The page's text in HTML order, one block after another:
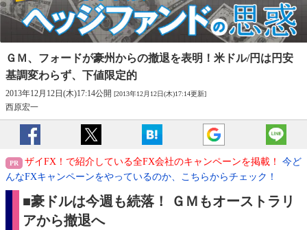
ＧＭ、フォードが豪州からの撤退を表明！ 米ドル/円は円安
基調変わらず、下値限定的
2013年12月12日(木)17:14公開 [2013年12月12日(木)17:14更新]
西原宏一
ザイFX！で紹介している全FX会社のキャンペーンを掲載！
今ど
んなFXキャンペーンをやっているのか、こちらからチェック！
■豪ドルは今週も続落！ ＧＭもオーストラリ
アから撤退へ